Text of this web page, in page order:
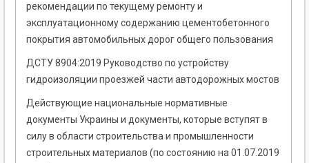
рекомендации по текущему ремонту и
эксплуатационному содержанию цементобетонного
покрытия автомобильных дорог общего пользования
ДСТУ 8904:2019 Руководство по устройству
гидроизоляции проезжей части автодорожных мостов
Действующие национальные нормативные
документы Украины и документы, которые вступят в
силу в области строительства и промышленности
строительных материалов (по состоянию на 01.07.2019